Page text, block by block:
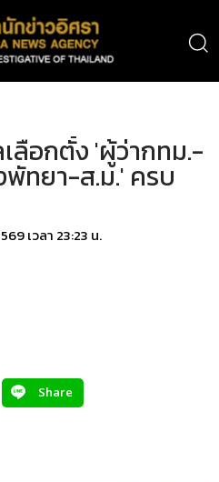
ลือกตั้ง 'ผู้ว่ากทม.-
พัทยา-ส.ม.' ครบ
เวลา 23:23 น.
Share